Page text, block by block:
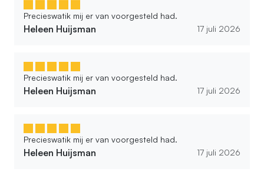
Precieswatik mij er van voorgesteld had.
Heleen Huijsman 17 juli 2026
Precieswatik mij er van voorgesteld had.
Heleen Huijsman 17 juli 2026
Precieswatik mij er van voorgesteld had.
Heleen Huijsman 17 juli 2026